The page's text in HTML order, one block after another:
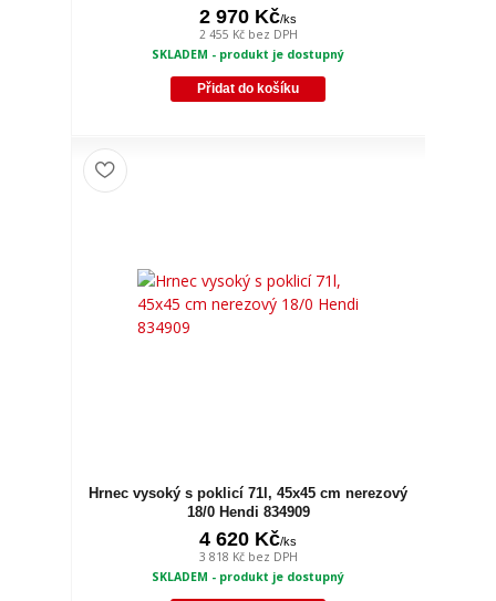
2 970 Kč/ks
2 455 Kč bez DPH
SKLADEM - produkt je dostupný
Přidat do košíku
Hrnec vysoký s poklicí 71l, 45x45 cm nerezový
18/0 Hendi 834909
4 620 Kč/ks
3 818 Kč bez DPH
SKLADEM - produkt je dostupný